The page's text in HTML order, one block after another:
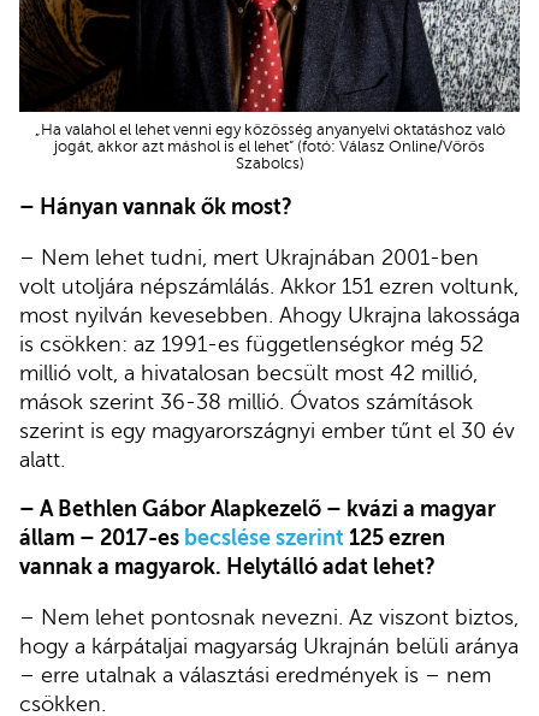
„Ha valahol el lehet venni egy közösség anyanyelvi oktatáshoz való
jogát, akkor azt máshol is el lehet” (fotó: Válasz Online/Vörös
Szabolcs)
– Hányan vannak ők most?
– Nem lehet tudni, mert Ukrajnában 2001-ben
volt utoljára népszámlálás. Akkor 151 ezren voltunk,
most nyilván kevesebben. Ahogy Ukrajna lakossága
is csökken: az 1991-es függetlenségkor még 52
millió volt, a hivatalosan becsült most 42 millió,
mások szerint 36-38 millió. Óvatos számítások
szerint is egy magyarországnyi ember tűnt el 30 év
alatt.
– A Bethlen Gábor Alapkezelő – kvázi a magyar
állam – 2017-es becslése szerint 125 ezren
vannak a magyarok. Helytálló adat lehet?
– Nem lehet pontosnak nevezni. Az viszont biztos,
hogy a kárpátaljai magyarság Ukrajnán belüli aránya
– erre utalnak a választási eredmények is – nem
csökken.